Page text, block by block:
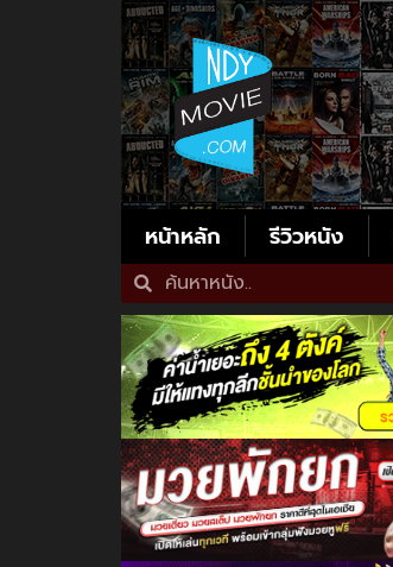
หน้าหลัก รีวิวหนัง